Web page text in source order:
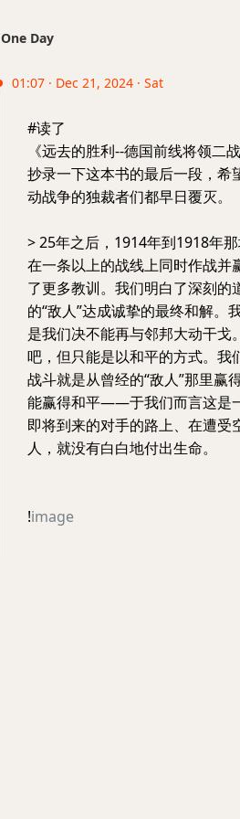
One Day
01:07 · Dec 21, 2024 · Sat
#读了
《远去的胜利--德国前线将领二
抄录一下这本书的最后一段，希
动战争的独裁者们都早日覆灭。
> 25年之后，1914年到1918年
在一条以上的战线上同时作战并
了更多教训。我们明白了深刻
的“敌人”达成诚挚的最终和解。
是我们决不能再与邻邦大动干
吧，但只能是以和平的方式。我
战斗就是从曾经的“敌人”那里赢
能赢得和平——于我们而言这是
即将到来的对手的路上、在遭
人，就没有白白地付出生命。
!image